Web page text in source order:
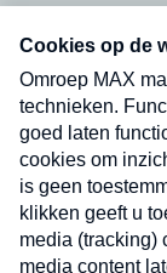
nieuwsbrief.
uw mailbox.